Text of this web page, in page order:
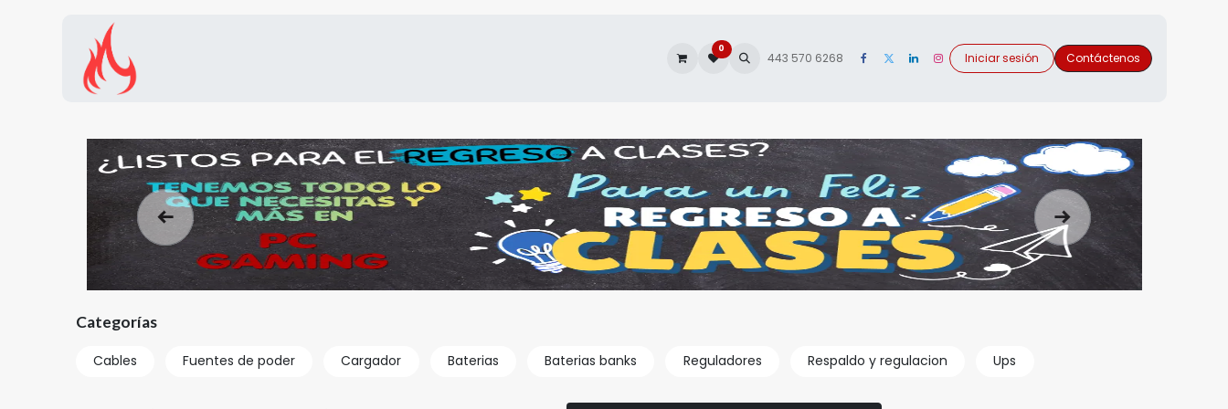
0
443 570 6268 Iniciar sesión Contáctenos
Anterior Siguiente
Categorías
Cables Fuentes de poder Cargador Baterias Baterias banks Reguladores Respaldo y regulacion Ups